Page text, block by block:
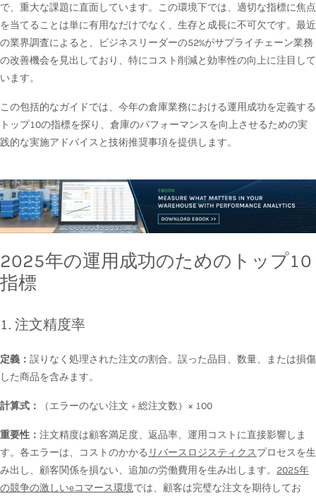
で、重大な課題に直面しています。この環境下では、適切な指標に焦点
を当てることは単に有用なだけでなく、生存と成長に不可欠です。最近
の業界調査によると、ビジネスリーダーの52%がサプライチェーン業務
の改善機会を見出しており、特にコスト削減と効率性の向上に注目して
います。
この包括的なガイドでは、今年の倉庫業務における運用成功を定義する
トップ10の指標を探り、倉庫のパフォーマンスを向上させるための実
践的な実施アドバイスと技術推奨事項を提供します。
2025年の運用成功のためのトップ10
指標
1. 注文精度率
定義： 誤りなく処理された注文の割合。誤った品目、数量、または損傷
した商品を含みます。
計算式： （エラーのない注文 ÷ 総注文数）× 100
重要性： 注文精度は顧客満足度、返品率、運用コストに直接影響しま
す。各エラーは、コストのかかる リバースロジスティクスプロセスを生
み出し、顧客関係を損ない、追加の労働費用を生み出します。 2025年
の競争の激しいeコマース環境では、顧客は完璧な注文を期待してお